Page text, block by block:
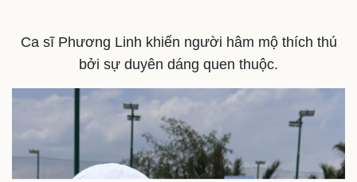
Ca sĩ Phương Linh khiến người hâm mộ thích thú
bởi sự duyên dáng quen thuộc.